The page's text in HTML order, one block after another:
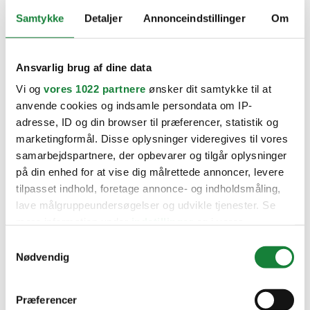
Samtykke Detaljer Annonceindstillinger Om
Ansvarlig brug af dine data
Vi og vores 1022 partnere ønsker dit samtykke til at
anvende cookies og indsamle persondata om IP-
adresse, ID og din browser til præferencer, statistik og
marketingformål. Disse oplysninger videregives til vores
samarbejdspartnere, der opbevarer og tilgår oplysninger
på din enhed for at vise dig målrettede annoncer, levere
tilpasset indhold, foretage annonce- og indholdsmåling,
lave målgruppeundersøgelser og udvikle tjenester. Se
tilbage eller ændre indstillinger fra vores
"Cookiedeklaration", eller ved at trykke på "Privacy
Nødvendig
Præferencer
Audi (
BMW
Citroën (11)
Cupra
Dacia (7)
Fiat (2)
Hyundai (
Mazda (